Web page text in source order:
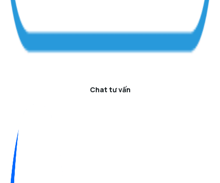
Chat tư vấn